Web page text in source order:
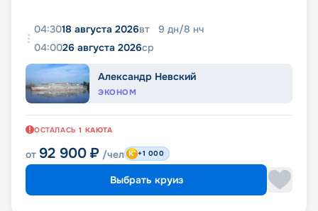
04:3018 августа 2026вт 9 дн/8 нч
04:0026 августа 2026ср
Александр Невский
ЭКОНОМ
ОСТАЛАСЬ 1 КАЮТА
от 92 900 ₽ /чел +1 000
Выбрать круиз